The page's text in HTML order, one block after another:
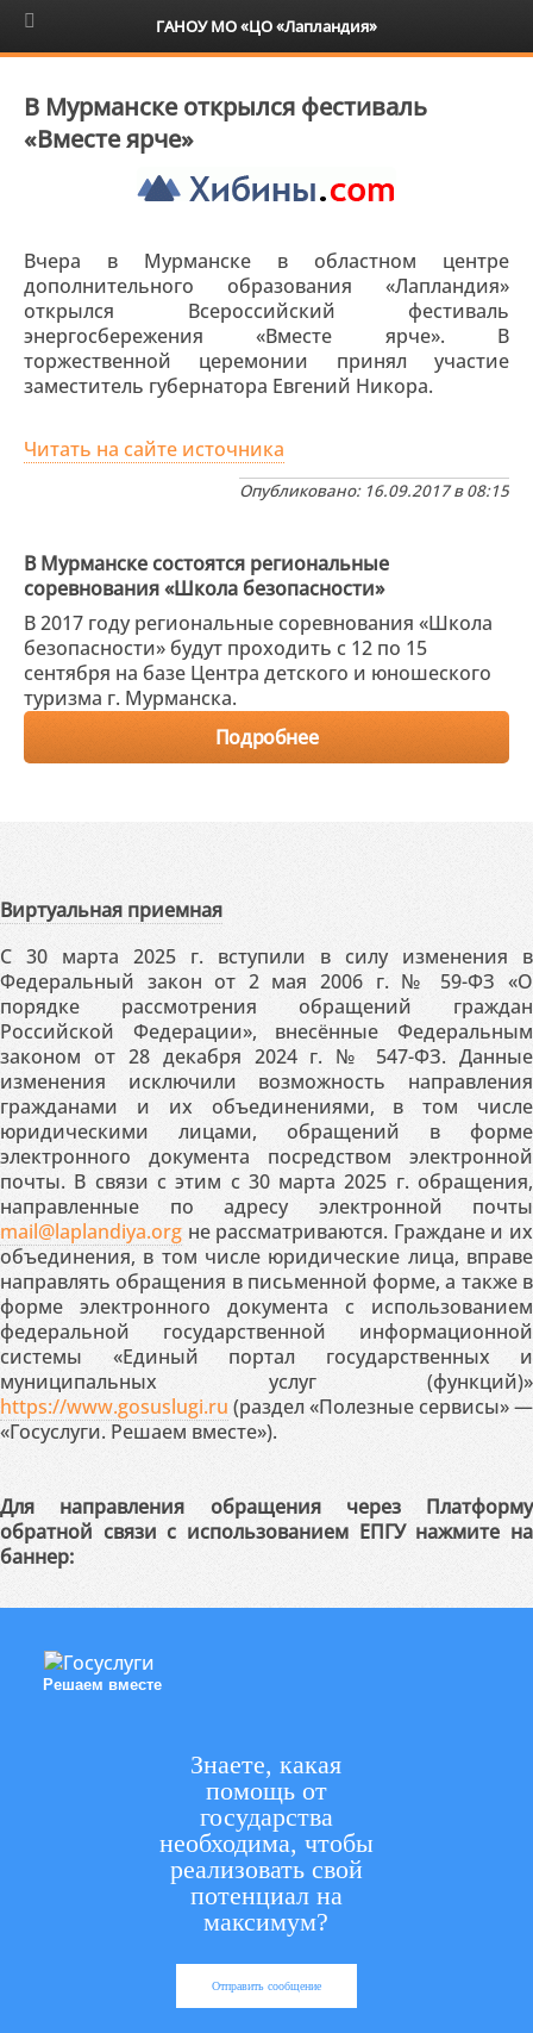
6+
В Мурманске открылся фестиваль
«Вместе ярче»
Вчера в Мурманске в областном центре
дополнительного образования «Лапландия»
открылся Всероссийский фестиваль
энергосбережения «Вместе ярче». В
торжественной церемонии принял участие
заместитель губернатора Евгений Никора.
Читать на сайте источника
Опубликовано: 16.09.2017 в 08:15
В Мурманске состоятся региональные
соревнования «Школа безопасности»
В 2017 году региональные соревнования «Школа
безопасности» будут проходить с 12 по 15
сентября на базе Центра детского и юношеского
туризма г. Мурманска.
Подробнее
Виртуальная приемная
С 30 марта 2025 г. вступили в силу изменения в
Федеральный закон от 2 мая 2006 г. № 59-ФЗ «О
порядке рассмотрения обращений граждан
Российской Федерации», внесённые Федеральным
законом от 28 декабря 2024 г. № 547-ФЗ. Данные
изменения исключили возможность направления
гражданами и их объединениями, в том числе
юридическими лицами, обращений в форме
электронного документа посредством электронной
почты. В связи с этим с 30 марта 2025 г. обращения,
направленные по адресу электронной почты
mail@laplandiya.org не рассматриваются. Граждане и их
объединения, в том числе юридические лица, вправе
направлять обращения в письменной форме, а также в
форме электронного документа с использованием
федеральной государственной информационной
системы «Единый портал государственных и
муниципальных услуг (функций)»
https://www.gosuslugi.ru (раздел «Полезные сервисы» —
«Госуслуги. Решаем вместе»).
Для направления обращения через Платформу
обратной связи с использованием ЕПГУ нажмите на
баннер:
Решаем вместе
Знаете, какая
помощь от
государства
необходима, чтобы
реализовать свой
потенциал на
максимум?
Отправить сообщение
ГАНОУ МО «ЦО «Лапландия»